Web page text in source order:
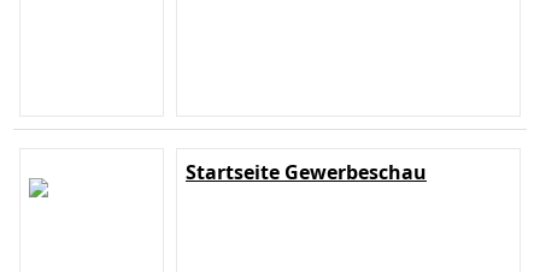
Startseite Gewerbeschau